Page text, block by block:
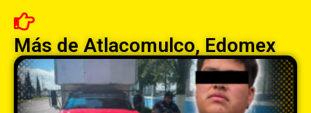
Más de Atlacomulco, Edomex